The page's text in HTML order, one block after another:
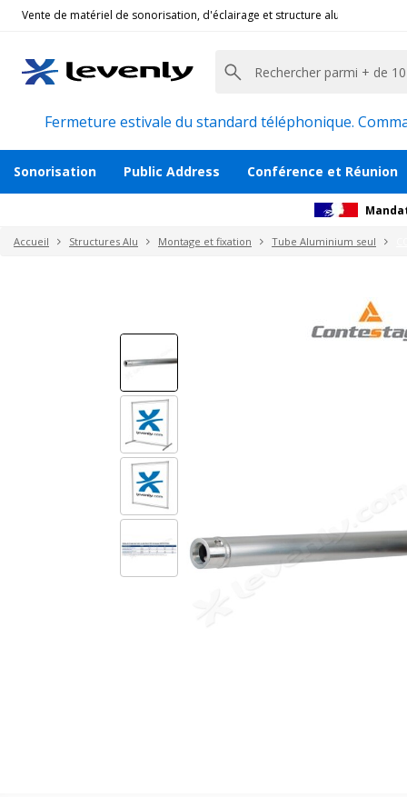
Vente de matériel de sonorisation, d'éclairage et structure alu pour
Fermeture estivale du standard téléphonique.
Sonorisation Public Address Conférence et Réunion
Accueil Structures Alu Montage et fixation Tube Aluminium seul